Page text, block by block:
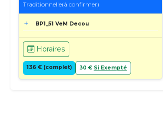
Traditionnelle(à confirmer)
BP1_51 VeM Decou
Horaires
136 € (complet) 30 € Si Exempté